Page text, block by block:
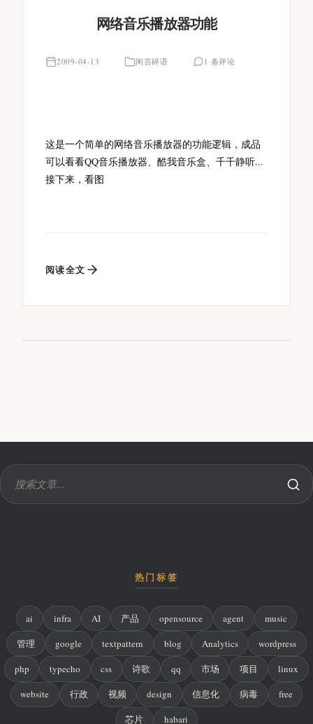
网络音乐播放器功能
2009-04-13 闲言碎语 1 条评论
这是一个简单的网络音乐播放器的功能逻辑，成品
可以看看QQ音乐播放器、酷我音乐盒、千千静听...
接下来，看图
阅读全文
热门标签
ai infra AI 产品 opensource agent music
管理 google textpattern blog Analytics wordpress
php typecho css 诗歌 qq 市场 项目 linux
website 行政 视频 design 信息化 病毒 free
芯片 habari